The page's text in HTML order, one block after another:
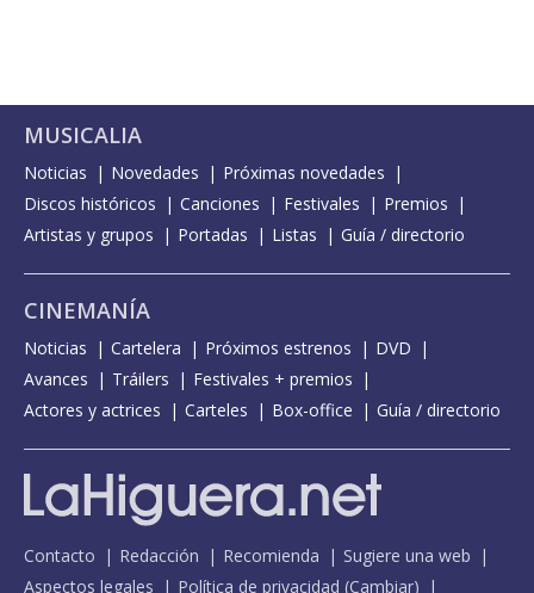
MUSICALIA
Noticias Novedades
Próximas novedades
Discos históricos
Canciones Festivales
Premios
Artistas y grupos
Portadas Listas Guía / directorio
CINEMANÍA
Noticias Cartelera Próximos estrenos
DVD
Avances
Tráilers
Festivales + premios
Actores y actrices
Carteles Box-office Guía / directorio
Contacto Redacción Recomienda
Sugiere una web
Aspectos legales
Política de privacidad (Cambiar)